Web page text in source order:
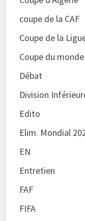
coupe de la CAF
Coupe de la
Coupe du monde
Débat
Division
Edito
Elim. Mondial
EN
Entretien
FAF
FIFA